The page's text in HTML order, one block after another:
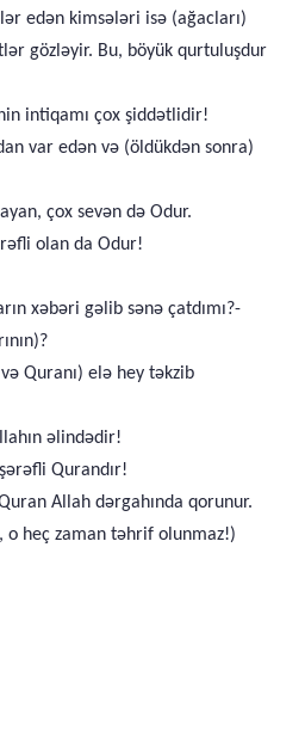
edən kimsələri isə (ağacları)
gözləyir. Bu, böyük qurtuluşdur
intiqamı çox şiddətlidir!
var edən və (öldükdən sonra)
çox sevən də Odur.
olan da Odur!
xəbəri gəlib sənə çatdımı?-
Quranı) elə hey təkzib
əlindədir!
Qurandır!
Allah dərgahında qorunur.
o heç zaman təhrif olunmaz!)